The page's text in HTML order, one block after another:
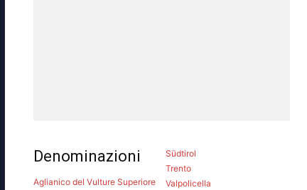
Denominazioni
Aglianico del Vulture Superiore
Südtirol
Trento
Valpolicella